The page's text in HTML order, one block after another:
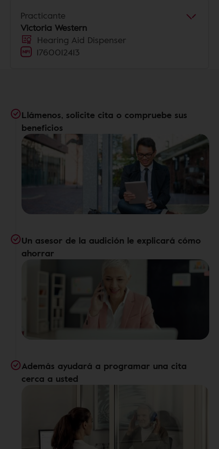
Practicante
Victoria Western
Hearing Aid Dispenser
1760012413
Llámenos, solicite cita o compruebe sus
beneficios
Un asesor de la audición le explicará cómo
ahorrar
Además ayudará a programar una cita
cerca a usted